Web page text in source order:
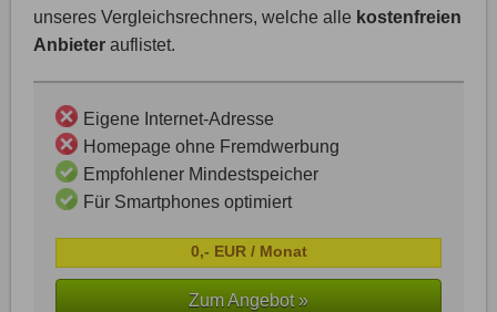
unseres Vergleichsrechners, welche alle kostenfreien
Anbieter auflistet.
Eigene Internet-Adresse
Homepage ohne Fremdwerbung
Empfohlener Mindestspeicher
Für Smartphones optimiert
0,- EUR / Monat
Zum Angebot »